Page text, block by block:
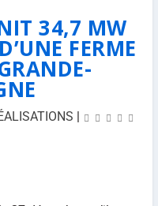
34,7 MW
FERME
|